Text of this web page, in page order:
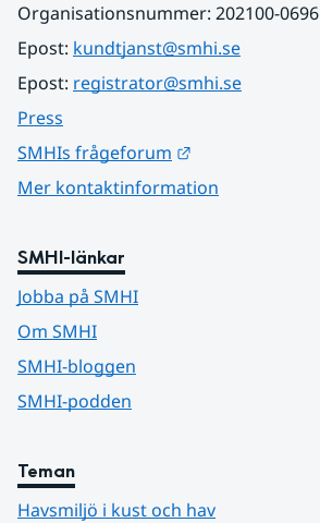
Organisationsnummer: 202100-0696
Epost: kundtjanst@smhi.se
Epost: registrator@smhi.se
Press
SMHIs frågeforum
Mer kontaktinformation
SMHI-länkar
Jobba på SMHI
Om SMHI
SMHI-bloggen
SMHI-podden
Teman
Havsmiljö i kust och hav